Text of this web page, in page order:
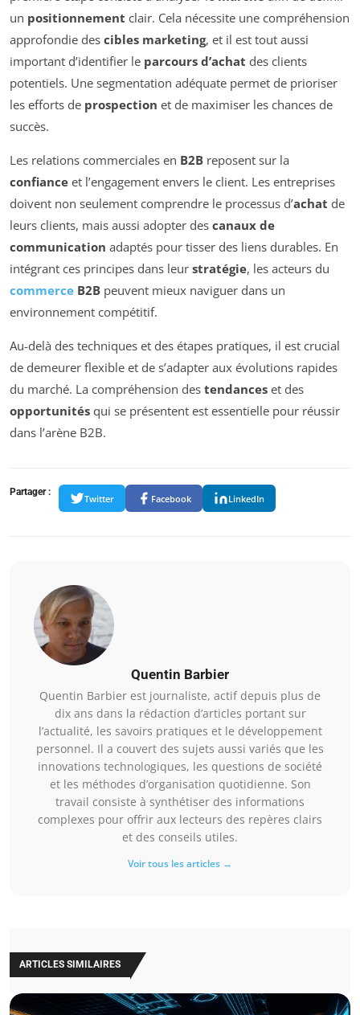
un positionnement clair. Cela nécessite une compréhension
approfondie des cibles marketing, et il est tout aussi
important d’identifier le parcours d’achat des clients
potentiels. Une segmentation adéquate permet de prioriser
les efforts de prospection et de maximiser les chances de
succès.
Les relations commerciales en B2B reposent sur la
confiance et l’engagement envers le client. Les entreprises
doivent non seulement comprendre le processus d’achat de
leurs clients, mais aussi adopter des canaux de
communication adaptés pour tisser des liens durables. En
intégrant ces principes dans leur stratégie, les acteurs du
commerce B2B peuvent mieux naviguer dans un
environnement compétitif.
Au-delà des techniques et des étapes pratiques, il est crucial
de demeurer flexible et de s’adapter aux évolutions rapides
du marché. La compréhension des tendances et des
opportunités qui se présentent est essentielle pour réussir
dans l’arène B2B.
Partager :
Twitter Facebook LinkedIn
Quentin Barbier
Quentin Barbier est journaliste, actif depuis plus de
dix ans dans la rédaction d’articles portant sur
l’actualité, les savoirs pratiques et le développement
personnel. Il a couvert des sujets aussi variés que les
innovations technologiques, les questions de société
et les méthodes d’organisation quotidienne. Son
travail consiste à synthétiser des informations
complexes pour offrir aux lecteurs des repères clairs
et des conseils utiles.
Voir tous les articles →
ARTICLES SIMILAIRES